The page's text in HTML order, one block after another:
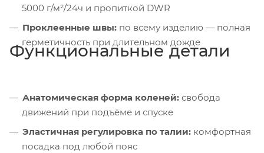
5000 г/м²/24ч и пропиткой DWR
Проклеенные швы: по всему изделию — полная
герметичность при длительном дожде
Функциональные детали
Анатомическая форма коленей: свобода
движений при подъёме и спуске
Эластичная регулировка по талии: комфортная
посадка под любой пояс